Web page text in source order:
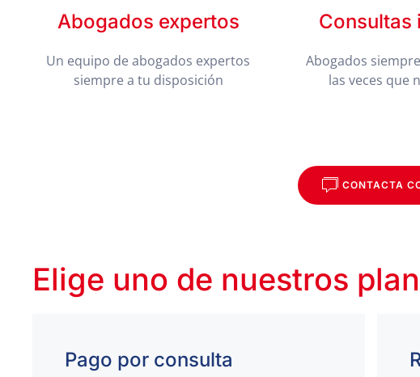
Abogados expertos
Un equipo de abogados expertos
siempre a tu disposición
Consultas
Abogados
las veces que
CONTACTA
Elige uno de nuestros
Pago por consulta